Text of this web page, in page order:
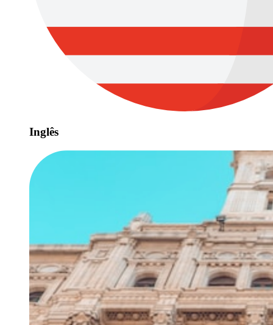
Inglês